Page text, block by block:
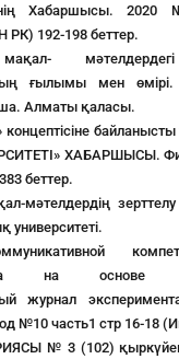
Хабаршысы.
192-198 беттер.
мақал-
ғылымы мен
Алматы қаласы.
ХАБАРШЫСЫ.
беттер.
мәтелдердің
университеті.
на основе
журнал
№10 часть1 стр 16-18
№ 3 (102)